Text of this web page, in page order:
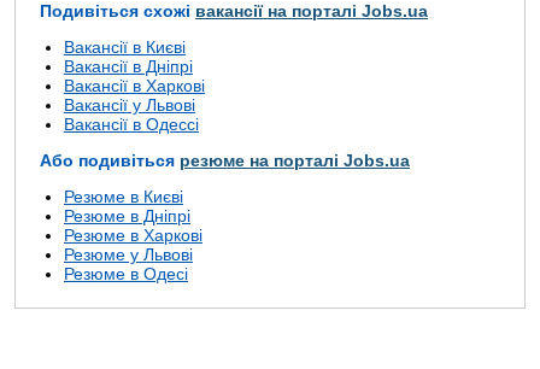
Подивіться схожі вакансії на порталі Jobs.ua
Вакансії в Києві
Вакансії в Дніпрі
Вакансії в Харкові
Вакансії у Львові
Вакансії в Одессі
Або подивіться резюме на порталі Jobs.ua
Резюме в Києві
Резюме в Дніпрі
Резюме в Харкові
Резюме у Львові
Резюме в Одесі